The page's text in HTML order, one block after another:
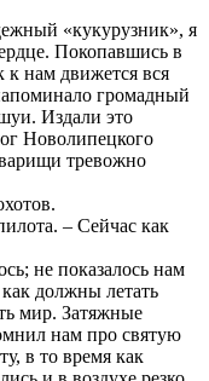
«кукурузник», я
Покопавшись в
к нам движется вся
громадный
Издали это
Новолипецкого
тревожно
– Сейчас как
не показалось нам
должны летать
мир. Затяжные
нам про святую
в то время как